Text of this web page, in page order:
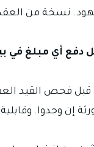
نسخة من العقد.
أي مبلغ في
قبل فحص القيد
إن وجدوا.